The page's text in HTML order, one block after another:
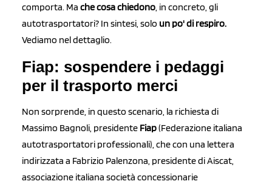
comporta. Ma che cosa chiedono, in concreto, gli
autotrasportatori? In sintesi, solo un po' di respiro.
Vediamo nel dettaglio.
Fiap: sospendere i pedaggi
per il trasporto merci
Non sorprende, in questo scenario, la richiesta di
Massimo Bagnoli, presidente Fiap(Federazione italiana
autotrasportatori professionali), che con una lettera
indirizzata a Fabrizio Palenzona, presidente di Aiscat,
associazione italiana società concessionarie